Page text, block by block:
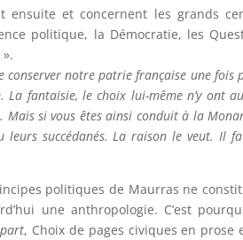
et concernent les grands
politique, la Démocratie, les
notre patrie française une fois
La fantaisie, le choix lui-même n’y ont
si vous êtes ainsi conduit à la
leurs succédanés. La raison le veut. Il
politiques de Maurras ne
une anthropologie. C’est
, Choix de pages civiques en prose